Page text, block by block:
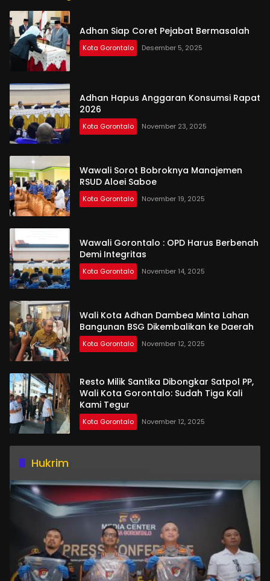
Adhan Siap Coret Pejabat Bermasalah
Kota Gorontalo Desember 5, 2025
Adhan Hapus Anggaran Konsumsi Rapat
2026
Kota Gorontalo November 23, 2025
Wawali Sorot Bobroknya Manajemen
RSUD Aloei Saboe
Kota Gorontalo November 19, 2025
Wawali Gorontalo : OPD Harus Berbenah
Demi Integritas
Kota Gorontalo November 14, 2025
Wali Kota Adhan Dambea Minta Lahan
Bangunan BSG Dikembalikan ke Daerah
Kota Gorontalo November 12, 2025
Resto Milik Santika Dibongkar Satpol PP,
Wali Kota Gorontalo: Sudah Tiga Kali
Kami Tegur
Kota Gorontalo November 12, 2025
Hukrim